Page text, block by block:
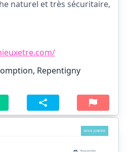
naturel et très sécuritaire,
Repentigny